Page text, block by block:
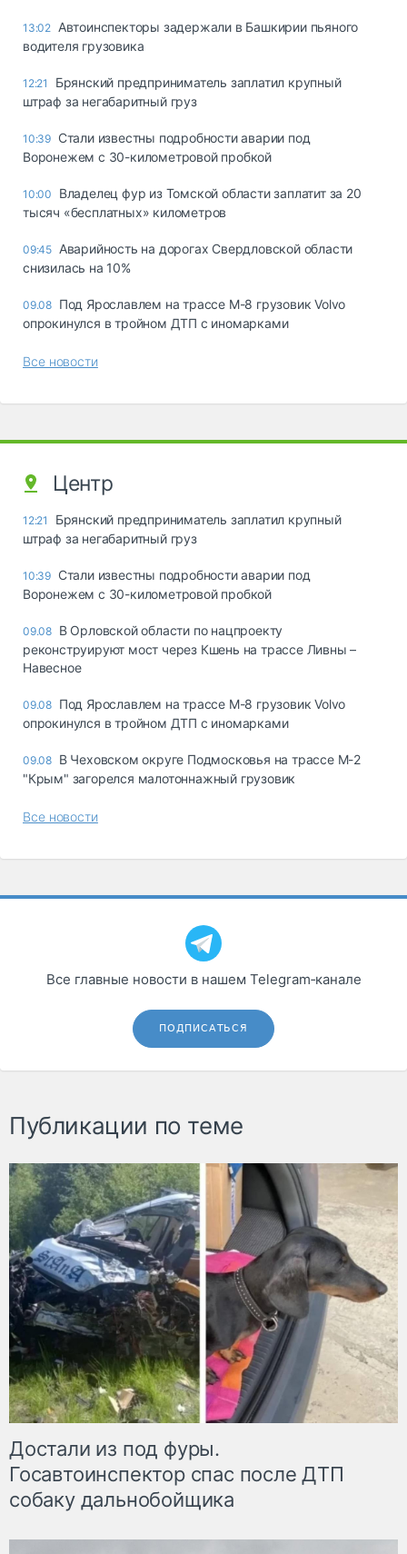
13:02 Автоинспекторы задержали в Башкирии пьяного
водителя грузовика
12:21
Брянский предприниматель заплатил крупный
штраф за негабаритный груз
10:39 Стали известны подробности аварии под
Воронежем с 30-километровой пробкой
10:00
Владелец фур из Томской области заплатит за 20
тысяч «бесплатных» километров
09:45 Аварийность на дорогах Свердловской области
снизилась на 10%
09.08 Под Ярославлем на трассе М-8 грузовик Volvo
опрокинулся в тройном ДТП с иномарками
Все новости
Центр
12:21
Брянский предприниматель заплатил крупный
штраф за негабаритный груз
10:39 Стали известны подробности аварии под
Воронежем с 30-километровой пробкой
09.08 В Орловской области по нацпроекту
реконструируют мост через Кшень на трассе Ливны –
Навесное
09.08 Под Ярославлем на трассе М-8 грузовик Volvo
опрокинулся в тройном ДТП с иномарками
09.08 В Чеховском округе Подмосковья на трассе М-2
"Крым" загорелся малотоннажный грузовик
Все новости
Все главные новости в нашем Telegram‑канале
ПОДПИСАТЬСЯ
Публикации по теме
Достали из под фуры.
Госавтоинспектор спас после ДТП
собаку дальнобойщика